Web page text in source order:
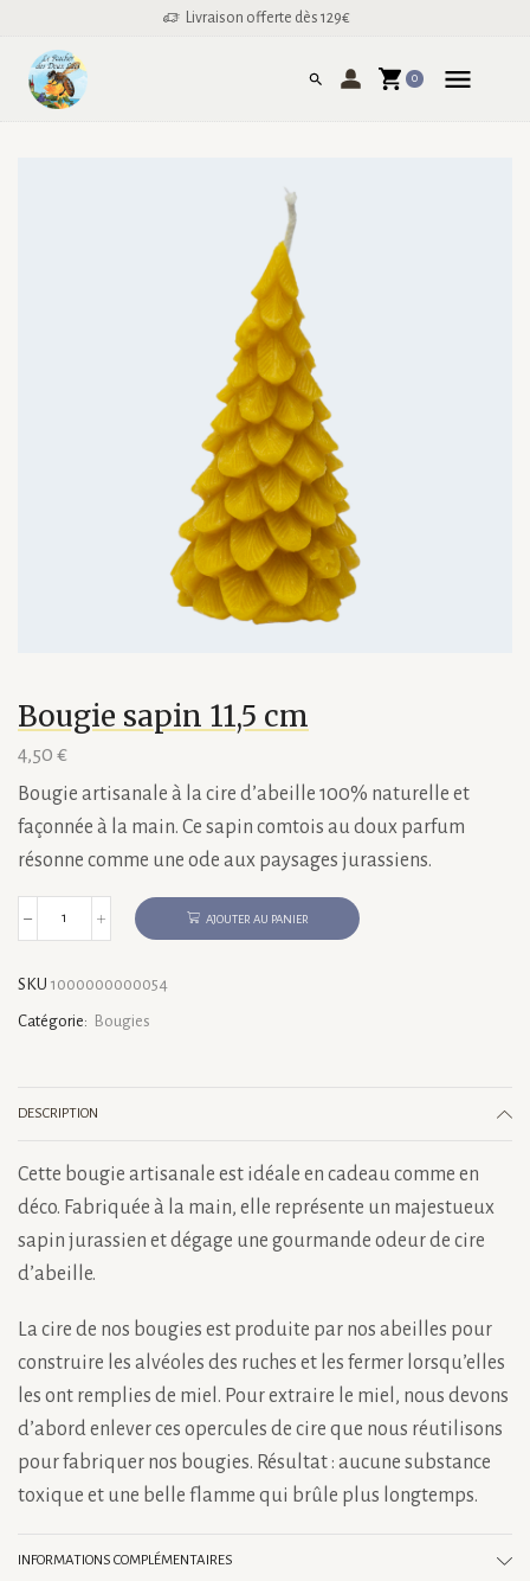
Livraison offerte dès 129€
0
Bougie sapin 11,5 cm
4,50 €
Bougie artisanale à la cire d’abeille 100% naturelle et
façonnée à la main. Ce sapin comtois au doux parfum
résonne comme une ode aux paysages jurassiens.
quantité
sapin
11,5
AJOUTER AU PANIER
SKU 1000000000054
Catégorie: Bougies
DESCRIPTION
Cette bougie artisanale est idéale en cadeau comme en
déco. Fabriquée à la main, elle représente un majestueux
sapin jurassien et dégage une gourmande odeur de cire
d’abeille.
La cire de nos bougies est produite par nos abeilles pour
construire les alvéoles des ruches et les fermer lorsqu’elles
les ont remplies de miel. Pour extraire le miel, nous devons
d’abord enlever ces opercules de cire que nous réutilisons
pour fabriquer nos bougies. Résultat : aucune substance
toxique et une belle flamme qui brûle plus longtemps.
INFORMATIONS COMPLÉMENTAIRES